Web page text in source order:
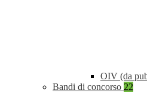
OIV (da
Bandi di concorso 22